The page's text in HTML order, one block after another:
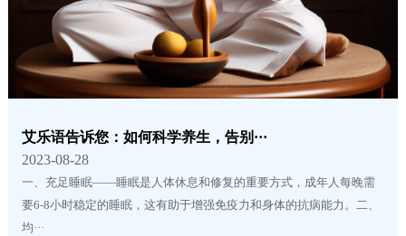
艾乐语告诉您：如何科学养生，告别···
2023-08-28
一、充足睡眠——睡眠是人体休息和修复的重要方式，成年人每晚需
要6-8小时稳定的睡眠，这有助于增强免疫力和身体的抗病能力。二、
均···